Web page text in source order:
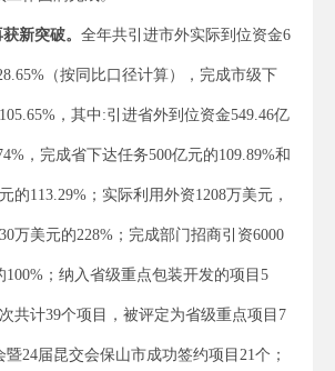
新突破。 全年共引进市外实际到位资金6
（按同比口径计算），完成市级下
，其中:引进省外到位资金549.46亿
，完成省下达任务500亿元的109.89%和
的113.29%；实际利用外资1208万美元，
万美元的228%；完成部门招商引资6000
100%；纳入省级重点包装开发的项目5
共计39个项目，被评定为省级重点项目7
暨24届昆交会保山市成功签约项目21个；